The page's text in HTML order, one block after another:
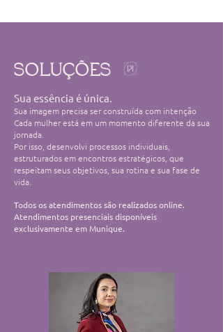
SOLUÇÕES
Sua essência é única.
Sua imagem precisa ser construída com intenção
Cada mulher está em um momento diferente da sua
jornada.
Por isso, desenvolvi processos individuais,
estruturados em encontros estratégicos, que
respeitam seus objetivos, sua rotina e sua fase de
vida.
Todos os atendimentos são realizados online.
Atendimentos presenciais disponíveis
exclusivamente em Munique.